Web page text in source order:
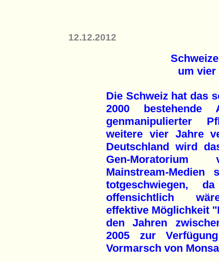
12.12.2012
um vier
Die Schweiz hat das
2000 bestehende
genmanipulierter
weitere vier Jahre
Deutschland wird
Gen-
Mainstream-Medien
totgeschwiegen,
offensichtlich
effektive Möglichkeit
den Jahren
2005 zur
Vormarsch von